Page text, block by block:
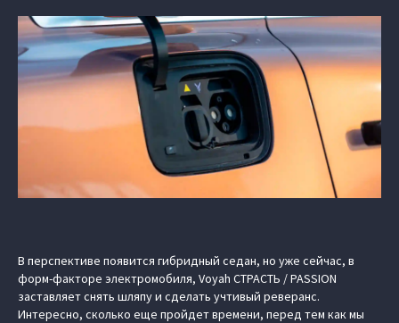
В перспективе появится гибридный седан, но уже сейчас, в
форм-факторе электромобиля, Voyah СТРАСТЬ / PASSION
заставляет снять шляпу и сделать учтивый реверанс.
Интересно, сколько еще пройдет времени, перед тем как мы